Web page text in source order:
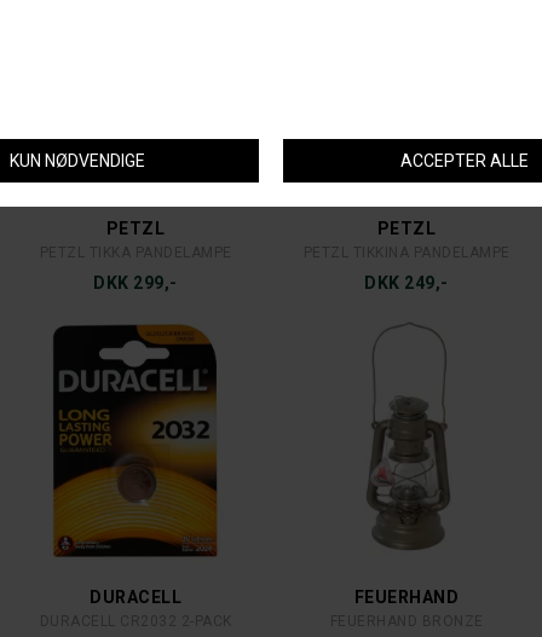
PETZL
DKK 299,-
PETZL
DKK 249,-
DURACELL FEUERHAND